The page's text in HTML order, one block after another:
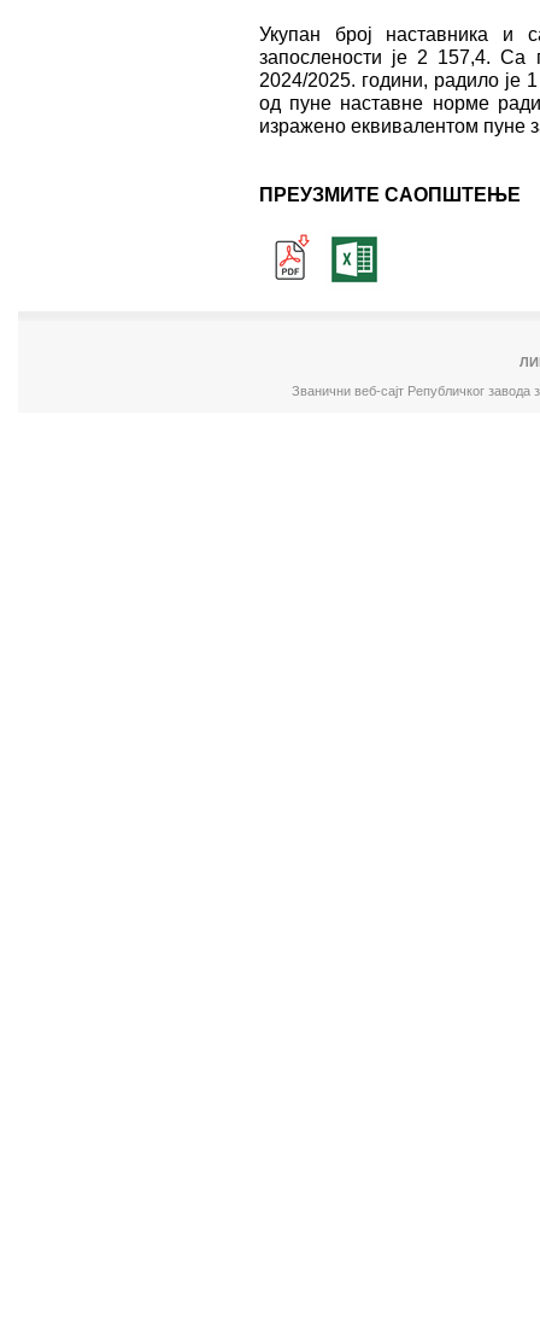
Укупан број наставника и
запослености је 2 157,4. Са
2024/2025. години, радило је
од пуне наставне норме
изражено еквивалентом пуне
ПРЕУЗМИТЕ САОПШТЕЊЕ
Званични веб-сајт Републичког